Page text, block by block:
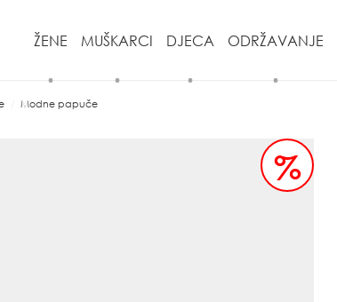
ŽENE MUŠKARCI DJECA ODRŽAVANJE
Modne papuče
%